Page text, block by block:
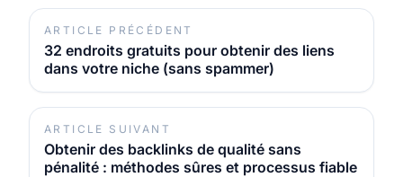
ARTICLE PRÉCÉDENT
32 endroits gratuits pour obtenir des liens
dans votre niche (sans spammer)
ARTICLE SUIVANT
Obtenir des backlinks de qualité sans
pénalité : méthodes sûres et processus fiable